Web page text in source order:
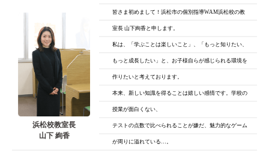
浜松校教室長
山下 絢香
皆さま初めまして！浜松市の個別指導WAM浜松校の教
室長 山下絢香と申します。
私は、「学ぶことは楽しいこと」、「もっと知りたい、
もっと成長したい」と、 お子様自らが感じられる環境を
作りたいと考えております。
本来、新しい知識を得ることは嬉しい感情です。学校の
授業が面白くない、
テストの点数で比べられることが嫌だ、魅力的なゲーム
が周りに溢れている…。